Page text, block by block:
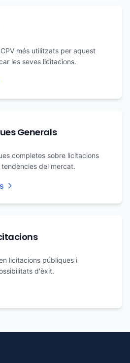
més utilitzats per aquest
les seves licitacions.
Generals
completes sobre licitacions
del mercat.
licitacions públiques i
d'èxit.